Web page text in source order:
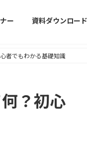
ー 資料ダウンロード
者でもわかる基礎知識
？初心